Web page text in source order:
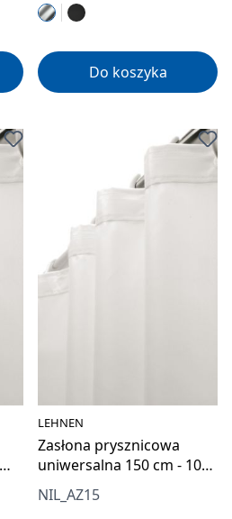
Do koszyka
LEHNEN
Zasłona prysznicowa
uniwersalna 150 cm - 10
oczek
NIL_AZ15